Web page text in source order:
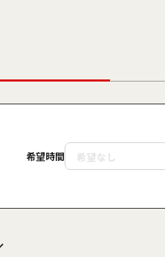
土 日
16
月
17 18
希望時間